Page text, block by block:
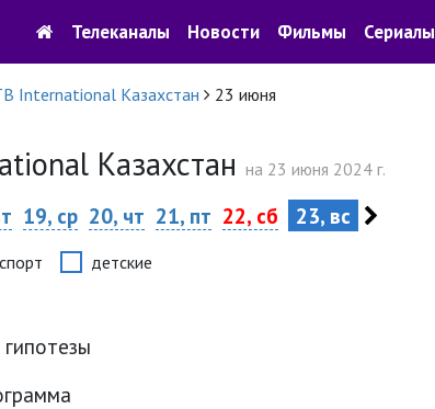
Телеканалы Новости Фильмы Сериалы
International Казахстан
23 июня
Казахстан на 23 июня 2024 г.
19, ср 20, чт 21, пт 22, сб 23, вс
спорт детские